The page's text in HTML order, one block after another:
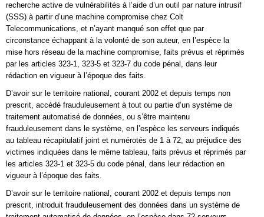
recherche active de vulnérabilités à l’aide d’un outil par nature intrusif
(SSS) à partir d’une machine compromise chez Colt
Telecommunications, et n’ayant manqué son effet que par
circonstance échappant à la volonté de son auteur, en l’espèce la
mise hors réseau de la machine compromise, faits prévus et réprimés
par les articles 323-1, 323-5 et 323-7 du code pénal, dans leur
rédaction en vigueur à l’époque des faits.
D’avoir sur le territoire national, courant 2002 et depuis temps non
prescrit, accédé frauduleusement à tout ou partie d’un système de
traitement automatisé de données, ou s’être maintenu
frauduleusement dans le système, en l’espèce les serveurs indiqués
au tableau récapitulatif joint et numérotés de 1 à 72, au préjudice des
victimes indiquées dans le même tableau, faits prévus et réprimés par
les articles 323-1 et 323-5 du code pénal, dans leur rédaction en
vigueur à l’époque des faits.
D’avoir sur le territoire national, courant 2002 et depuis temps non
prescrit, introduit frauduleusement des données dans un système de